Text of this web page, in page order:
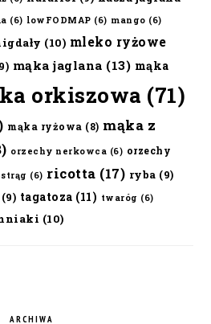
(6) lowFODMAP (6) mango (6)
(10) mleko ryżowe
mąka jaglana (13) mąka
orkiszowa (71)
mąka ryżowa (8) mąka z
orzechy nerkowca (6) orzechy
(6) ricotta (17) ryba (9)
(9) tagatoza (11) twaróg (6)
(10)
ARCHIWA